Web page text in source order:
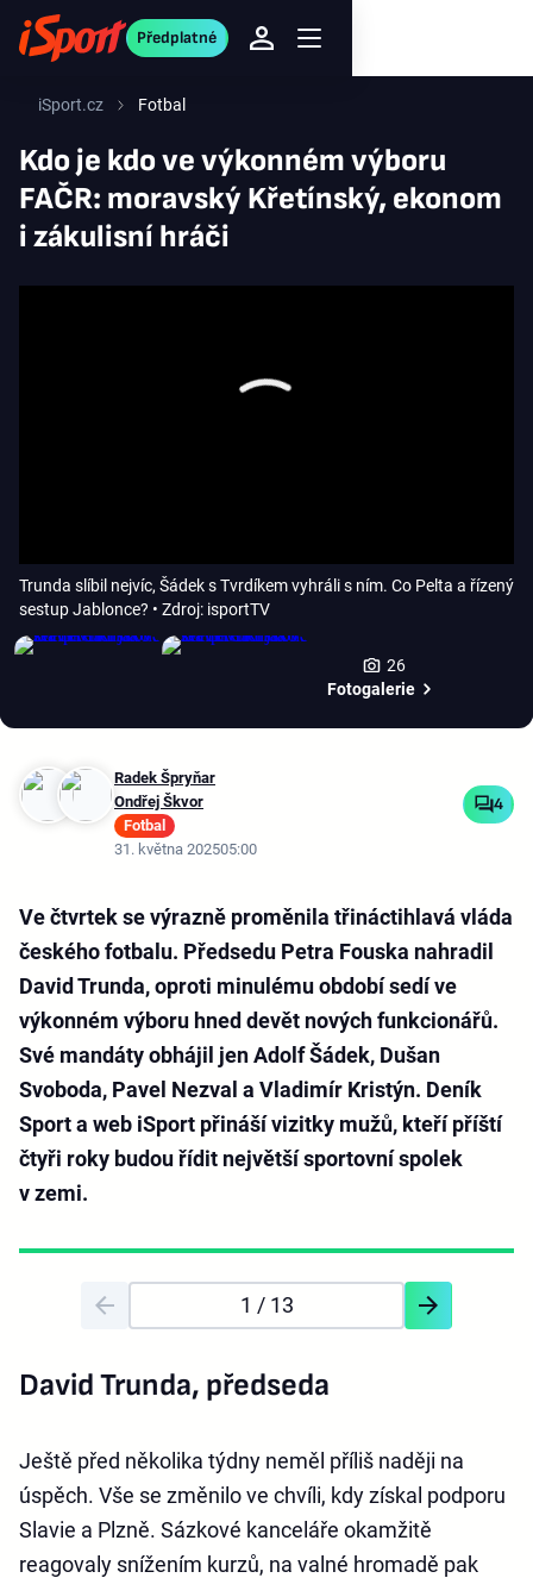
Předplatné
iSport.cz Fotbal
Kdo je kdo ve výkonném výboru
FAČR: moravský Křetínský, ekonom
i zákulisní hráči
Trunda slíbil nejvíc, Šádek s Tvrdíkem vyhráli s ním. Co Pelta a řízený
sestup Jablonce? • Zdroj: isportTV
26
Fotogalerie
Radek Špryňar
Ondřej Škvor
Fotbal
31. května 202505:00
4
Ve čtvrtek se výrazně proměnila třináctihlavá vláda
českého fotbalu. Předsedu Petra Fouska nahradil
David Trunda, oproti minulému období sedí ve
výkonném výboru hned devět nových funkcionářů.
Své mandáty obhájil jen Adolf Šádek, Dušan
Svoboda, Pavel Nezval a Vladimír Kristýn. Deník
Sport a web iSport přináší vizitky mužů, kteří příští
čtyři roky budou řídit největší sportovní spolek
v zemi.
1 / 13
David Trunda, předseda
Ještě před několika týdny neměl příliš naději na
úspěch. Vše se změnilo ve chvíli, kdy získal podporu
Slavie a Plzně. Sázkové kanceláře okamžitě
reagovaly snížením kurzů, na valné hromadě pak